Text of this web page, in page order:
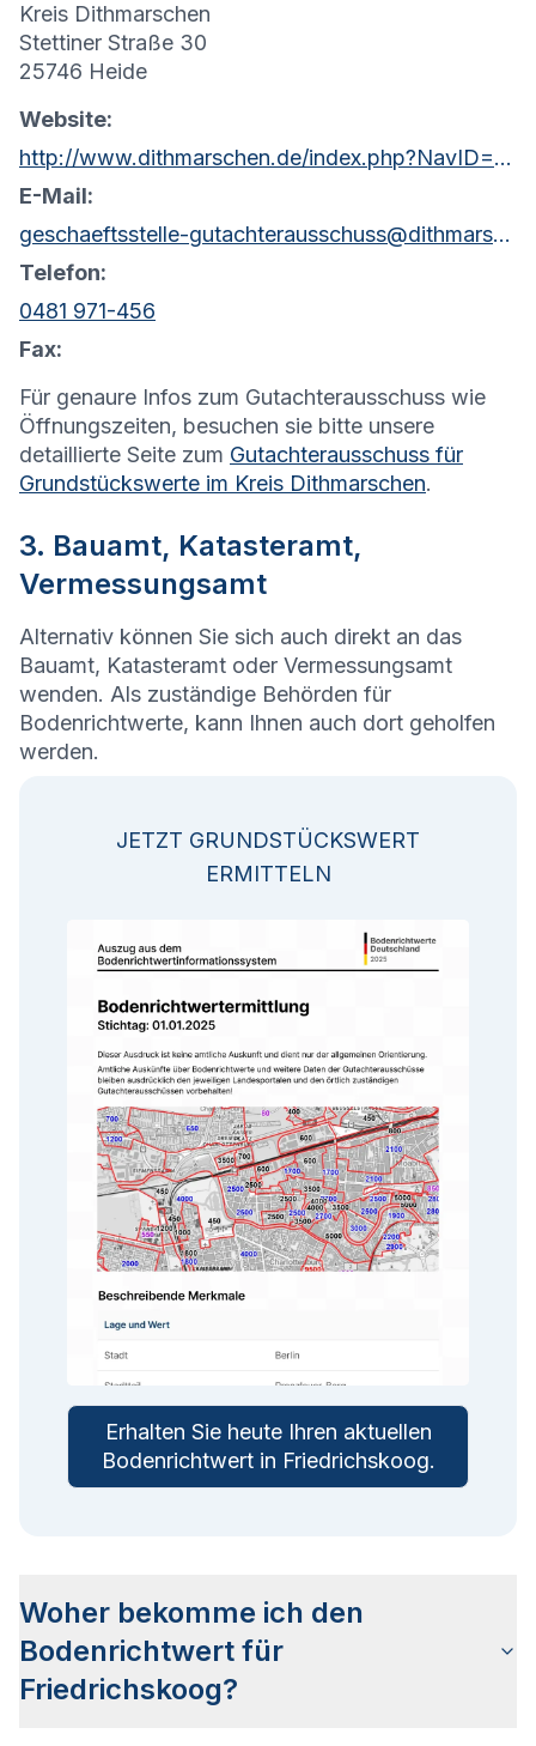
Kreis Dithmarschen
Stettiner Straße 30
25746 Heide
Website:
http://www.dithmarschen.de/index.php?NavID=2046.79
E-Mail:
geschaeftsstelle-gutachterausschuss@dithmarschen.de
Telefon:
0481 971-456
Fax:
Für genaure Infos zum Gutachterausschuss wie
Öffnungszeiten, besuchen sie bitte unsere
detaillierte Seite zum Gutachterausschuss für
Grundstückswerte im Kreis Dithmarschen.
3. Bauamt, Katasteramt,
Vermessungsamt
Alternativ können Sie sich auch direkt an das
Bauamt, Katasteramt oder Vermessungsamt
wenden. Als zuständige Behörden für
Bodenrichtwerte, kann Ihnen auch dort geholfen
werden.
JETZT GRUNDSTÜCKSWERT
ERMITTELN
Erhalten Sie heute Ihren aktuellen
Bodenrichtwert in Friedrichskoog.
Woher bekomme ich den
Bodenrichtwert für
Friedrichskoog?